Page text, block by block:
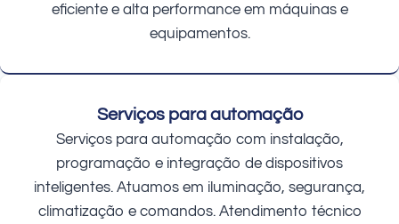
eficiente e alta performance em máquinas e
equipamentos.
Serviços para automação
Serviços para automação com instalação,
programação e integração de dispositivos
inteligentes. Atuamos em iluminação, segurança,
climatização e comandos. Atendimento técnico